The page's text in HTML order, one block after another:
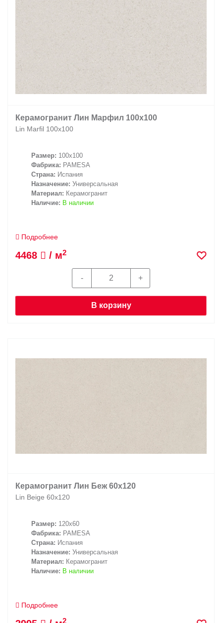
Керамогранит Лин Марфил 100x100
Lin Marfil 100x100
Размер: 100x100
Фабрика: PAMESA
Страна: Испания
Назначение: Универсальная
Материал: Керамогранит
Наличие: В наличии
Подробнее
4468 / м2
В корзину
Керамогранит Лин Беж 60x120
Lin Beige 60x120
Размер: 120x60
Фабрика: PAMESA
Страна: Испания
Назначение: Универсальная
Материал: Керамогранит
Наличие: В наличии
Подробнее
2